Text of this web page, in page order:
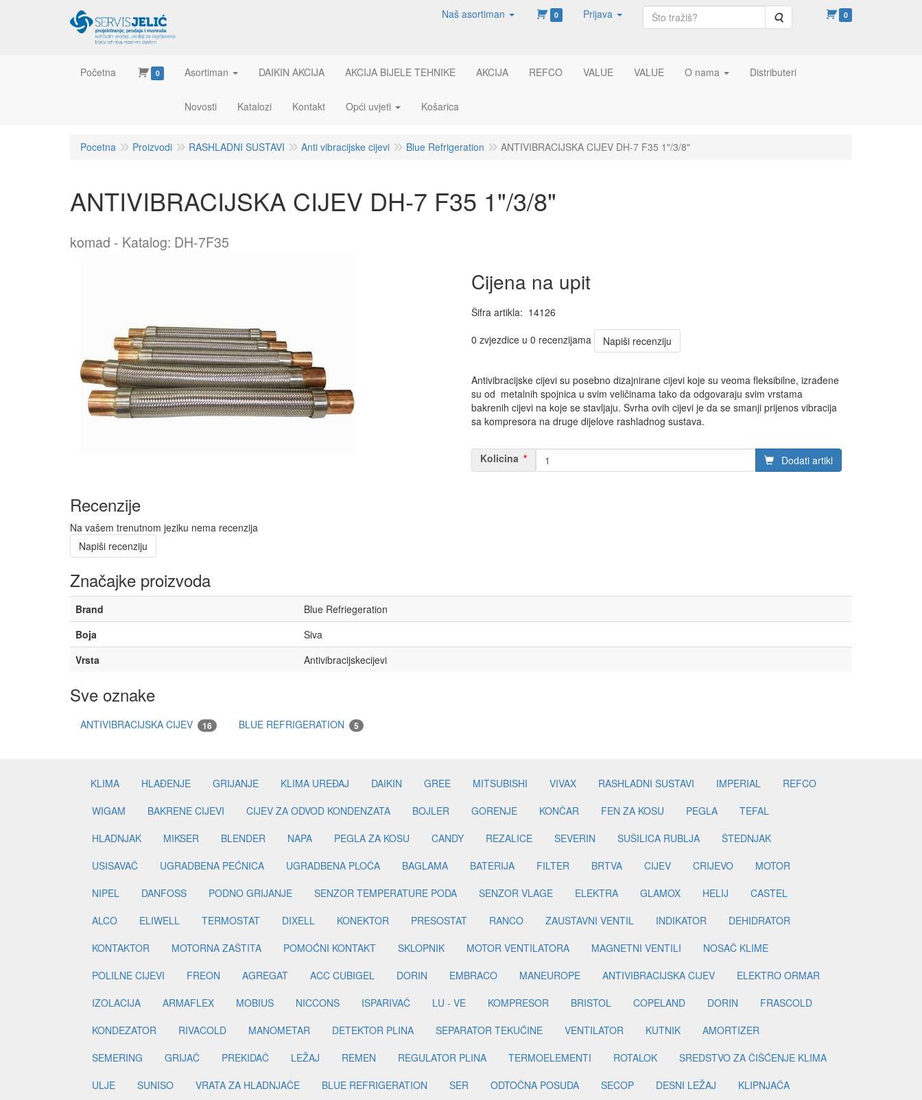
Naš asortiman 0 Prijava Pretraga 0
Početna 0 Asortiman DAIKIN AKCIJA AKCIJA BIJELE TEHNIKE AKCIJA REFCO VALUE VALUE O nama Distributeri
Novosti Katalozi Kontakt Opći uvjeti Košarica
Pocetna Proizvodi RASHLADNI SUSTAVI Anti vibracijske cijevi Blue Refrigeration ANTIVIBRACIJSKA CIJEV DH-7 F35 1"/3/8"
ANTIVIBRACIJSKA CIJEV DH-7 F35 1"/3/8"
komad Katalog: DH-7F35
Cijena na upit
Šifra artikla: 14126
0 zvjezdice u 0 recenzijama
Napiši recenziju
Antivibracijske cijevi su posebno dizajnirane cijevi koje su veoma fleksibilne, izrađene
su od metalnih spojnica u svim veličinama tako da odgovaraju svim vrstama
bakrenih cijevi na koje se stavljaju. Svrha ovih cijevi je da se smanji prijenos vibracija
sa kompresora na druge dijelove rashladnog sustava.
Kolicina Dodati artikl
Recenzije
Na vašem trenutnom jeziku nema recenzija
Napiši recenziju
Značajke proizvoda
Brand
Blue Refriegeration
Boja
Siva
Vrsta
Antivibracijskecijevi
Sve oznake
ANTIVIBRACIJSKA CIJEV 16 BLUE REFRIGERATION 5
KLIMA HLAĐENJE GRIJANJE KLIMA UREĐAJ DAIKIN GREE MITSUBISHI VIVAX RASHLADNI SUSTAVI IMPERIAL
REFCO
WIGAM
BAKRENE CIJEVI CIJEV ZA ODVOD KONDENZATA BOJLER GORENJE KONČAR FEN ZA KOSU PEGLA
TEFAL
HLADNJAK
MIKSER BLENDER NAPA PEGLA ZA KOSU CANDY REZALICE SEVERIN SUŠILICA RUBLJA
ŠTEDNJAK
USISAVAČ
UGRADBENA PEĆNICA UGRADBENA PLOČA BAGLAMA BATERIJA FILTER BRTVA CIJEV CRIJEVO
MOTOR
NIPEL
DANFOSS PODNO GRIJANJE SENZOR TEMPERATURE PODA SENZOR VLAGE ELEKTRA GLAMOX HELIJ
CASTEL
ALCO
ELIWELL TERMOSTAT DIXELL KONEKTOR PRESOSTAT RANCO ZAUSTAVNI VENTIL INDIKATOR
DEHIDRATOR
KONTAKTOR
MOTORNA ZAŠTITA POMOĆNI KONTAKT SKLOPNIK MOTOR VENTILATORA MAGNETNI VENTILI
NOSAČ KLIME
POLILNE CIJEVI
FREON AGREGAT ACC CUBIGEL DORIN EMBRACO MANEUROPE ANTIVIBRACIJSKA CIJEV
ELEKTRO ORMAR
IZOLACIJA
ARMAFLEX MOBIUS NICCONS ISPARIVAČ LU - VE KOMPRESOR BRISTOL COPELAND DORIN
FRASCOLD
KONDEZATOR
RIVACOLD MANOMETAR DETEKTOR PLINA SEPARATOR TEKUĆINE VENTILATOR KUTNIK
AMORTIZER
SEMERING
GRIJAČ PREKIDAČ LEŽAJ REMEN REGULATOR PLINA TERMOELEMENTI ROTALOK
SREDSTVO ZA ČIŠĆENJE KLIMA
ULJE
SUNISO VRATA ZA HLADNJAČE BLUE REFRIGERATION SER ODTOČNA POSUDA SECOP DESNI LEŽAJ
KLIPNJAČA